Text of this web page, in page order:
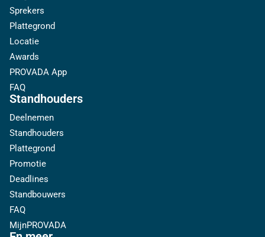
Sprekers
Plattegrond
Locatie
Awards
PROVADA App
FAQ
Standhouders
Deelnemen
Standhouders
Plattegrond
Promotie
Deadlines
Standbouwers
FAQ
MijnPROVADA